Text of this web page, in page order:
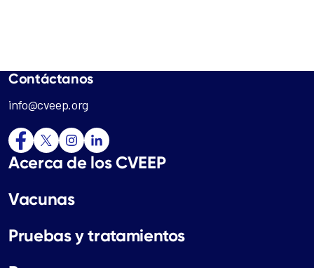
Acerca de los CVEEP
Vacunas
Pruebas y tratamientos
Contáctanos
info@cveep.org